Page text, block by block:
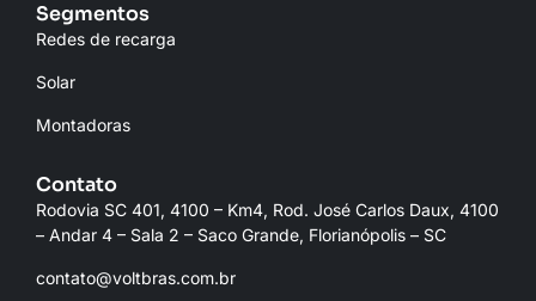
Segmentos
Redes de recarga
Solar
Montadoras
Contato
Rodovia SC 401, 4100 – Km4, Rod. José Carlos Daux, 4100
– Andar 4 – Sala 2 – Saco Grande, Florianópolis – SC
contato@voltbras.com.br